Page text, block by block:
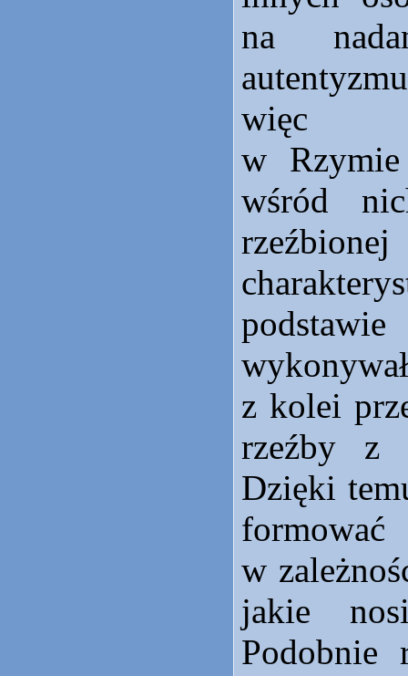
na
więc
w Rzymie
wśród
z kolei
rzeźby z
Dzięki
w
jakie
Podobnie